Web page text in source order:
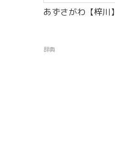
あずさがわ【梓川】
辞典